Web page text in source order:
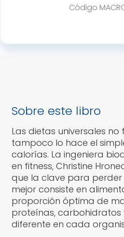
Código
Sobre este libro
Las dietas universales
tampoco lo hace el
calorías. La ingeniera
en fitness, Christine
que la clave para
mejor consiste en
proporción óptima de
proteínas, carbohidratos
diferente en cada